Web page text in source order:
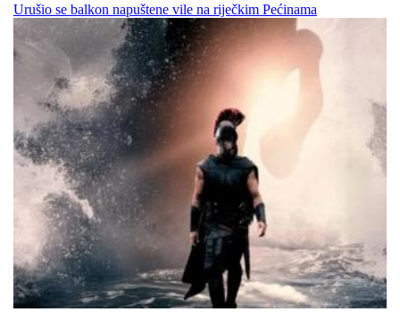
Urušio se balkon napuštene vile na riječkim Pećinama